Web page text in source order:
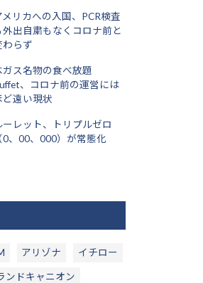
メリカへの入国、PCR検査
外出自粛もなくコロナ前と
わらず
ガス名物の食べ放題
、コロナ前の運営には
ど遠い現状
ーレット、トリプルゼロ
0、00、000）が常態化
アリゾナ イチロー
ンドキャニオン